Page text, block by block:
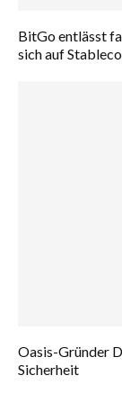
BitGo entlässt
sich auf
Oasis-Gründer
Sicherheit